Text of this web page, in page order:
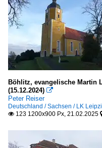
Böhlitz, evangelische Martin
(15.12.2024) 
Peter Reiser
Deutschland / Sachsen / LK
 123 1200x900 Px, 21.02.2025